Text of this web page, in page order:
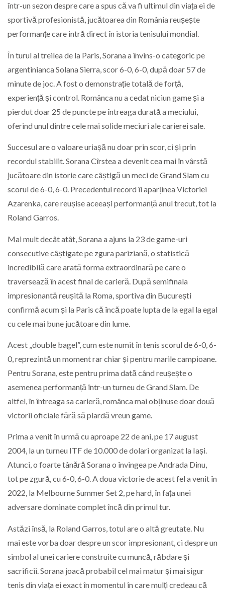
într-un sezon despre care a spus că va fi ultimul din viața ei de
sportivă profesionistă, jucătoarea din România reușește
performanțe care intră direct în istoria tenisului mondial.
În turul al treilea de la Paris, Sorana a învins-o categoric pe
argentinianca Solana Sierra, scor 6-0, 6-0, după doar 57 de
minute de joc. A fost o demonstrație totală de forță,
experiență și control. Românca nu a cedat niciun game și a
pierdut doar 25 de puncte pe întreaga durată a meciului,
oferind unul dintre cele mai solide meciuri ale carierei sale.
Succesul are o valoare uriașă nu doar prin scor, ci și prin
recordul stabilit. Sorana Cîrstea a devenit cea mai în vârstă
jucătoare din istorie care câștigă un meci de Grand Slam cu
scorul de 6-0, 6-0. Precedentul record îi aparținea Victoriei
Azarenka, care reușise aceeași performanță anul trecut, tot la
Roland Garros.
Mai mult decât atât, Sorana a ajuns la 23 de game-uri
consecutive câștigate pe zgura pariziană, o statistică
incredibilă care arată forma extraordinară pe care o
traversează în acest final de carieră. După semifinala
impresionantă reușită la Roma, sportiva din București
confirmă acum și la Paris că încă poate lupta de la egal la egal
cu cele mai bune jucătoare din lume.
Acest „double bagel”, cum este numit în tenis scorul de 6-0, 6-
0, reprezintă un moment rar chiar și pentru marile campioane.
Pentru Sorana, este pentru prima dată când reușește o
asemenea performanță într-un turneu de Grand Slam. De
altfel, în întreaga sa carieră, românca mai obținuse doar două
victorii oficiale fără să piardă vreun game.
Prima a venit în urmă cu aproape 22 de ani, pe 17 august
2004, la un turneu ITF de 10.000 de dolari organizat la Iași.
Atunci, o foarte tânără Sorana o învingea pe Andrada Dinu,
tot pe zgură, cu 6-0, 6-0. A doua victorie de acest fel a venit în
2022, la Melbourne Summer Set 2, pe hard, în fața unei
adversare dominate complet încă din primul tur.
Astăzi însă, la Roland Garros, totul are o altă greutate. Nu
mai este vorba doar despre un scor impresionant, ci despre un
simbol al unei cariere construite cu muncă, răbdare și
sacrificii. Sorana joacă probabil cel mai matur și mai sigur
tenis din viața ei exact în momentul în care mulți credeau că